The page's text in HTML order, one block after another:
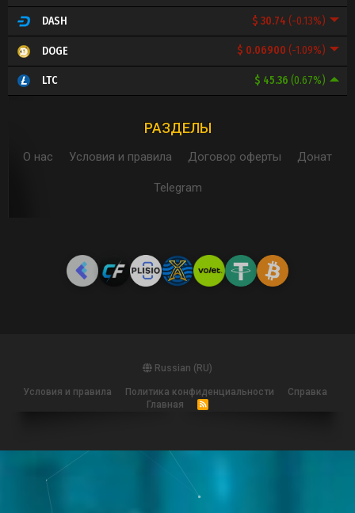
$ 30.74 (-0.13%)
DASH
$ 0.06900 (-1.09%)
DOGE
$ 45.36 (0.67%)
LTC
РАЗДЕЛЫ
О нас Условия и правила Договор оферты Донат
Telegram
Russian (RU)
Условия и правила Политика конфиденциальности
Справка
Главная
R